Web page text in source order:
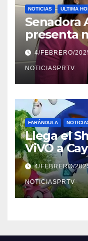
NOTICIAS ULTIMA
Senadora
presenta
violencia
4/FEBRERO/
NOTICIASPRTV
FARÁNDULA
Llega el
ViVO a
Relojes
compre
4/FEBRERO/
NOTICIASPRTV